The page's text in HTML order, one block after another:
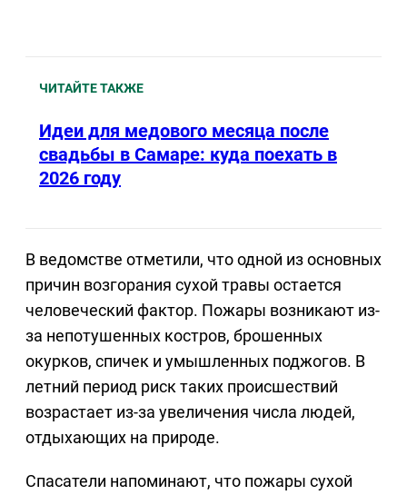
ЧИТАЙТЕ ТАКЖЕ
Идеи для медового месяца после
свадьбы в Самаре: куда поехать в
2026 году
В ведомстве отметили, что одной из основных
причин возгорания сухой травы остается
человеческий фактор. Пожары возникают из-
за непотушенных костров, брошенных
окурков, спичек и умышленных поджогов. В
летний период риск таких происшествий
возрастает из-за увеличения числа людей,
отдыхающих на природе.
Спасатели напоминают, что пожары сухой